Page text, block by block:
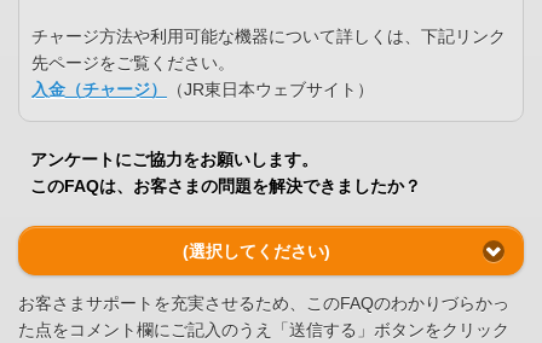
チャージ方法や利用可能な機器について詳しくは、下記リンク
先ページをご覧ください。
入金（チャージ）
（JR東日本ウェブサイト）
アンケートにご協力をお願いします。
このFAQは、お客さまの問題を解決できましたか？
(選択してください)
お客さまサポートを充実させるため、このFAQのわかりづらかっ
た点をコメント欄にご記入のうえ「送信する」ボタンをクリック